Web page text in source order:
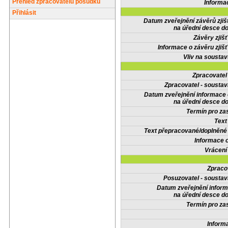
Přehled zpracovatelů posudků
Přihlásit
Datum zveřejnění závěrů
na úřední desce
Závěry
Informace o závěru
Vliv na
Zpracovatel -
Datum zveřejnění informace
na úřední desce
Termín pro
Text přepracované/
Informace
Posuzovatel -
Datum zveřejnění
na úřední desce
Termín pro